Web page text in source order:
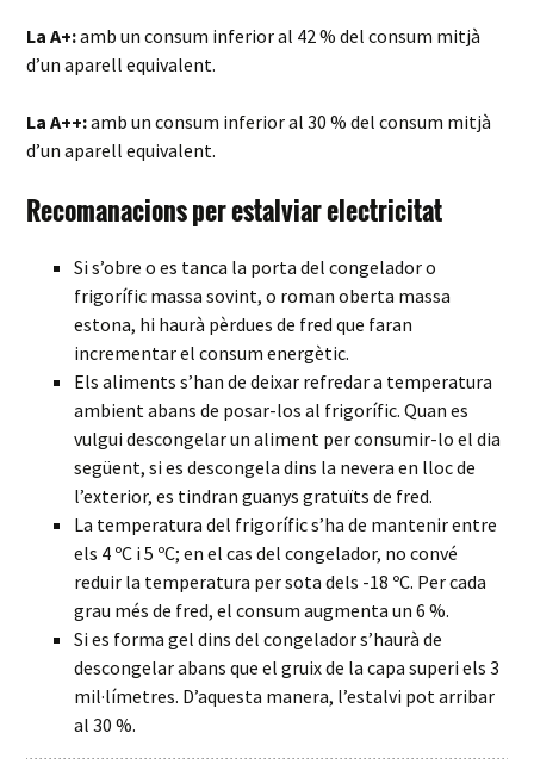
La A+:amb un consum inferior al 42 % del consum mitjà
d’un aparell equivalent.
La A++:amb un consum inferior al 30 % del consum mitjà
d’un aparell equivalent.
Recomanacions per estalviar electricitat
Si s’obre o es tanca la porta del congelador o
frigorífic massa sovint, o roman oberta massa
estona, hi haurà pèrdues de fred que faran
incrementar el consum energètic.
Els aliments s’han de deixar refredar a temperatura
ambient abans de posar-los al frigorífic. Quan es
vulgui descongelar un aliment per consumir-lo el dia
següent, si es descongela dins la nevera en lloc de
l’exterior, es tindran guanys gratuïts de fred.
La temperatura del frigorífic s’ha de mantenir entre
els 4 ºC i 5 ºC; en el cas del congelador, no convé
reduir la temperatura per sota dels -18 ºC. Per cada
grau més de fred, el consum augmenta un 6 %.
Si es forma gel dins del congelador s’haurà de
descongelar abans que el gruix de la capa superi els 3
mil·límetres. D’aquesta manera, l’estalvi pot arribar
al 30 %.